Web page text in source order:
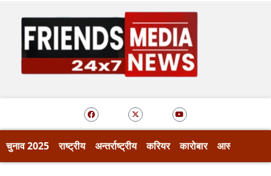
content
F
a
c
e
X
-
t
w
t
t
r
Y
o
u
t
b
e
चुनाव 2025 राष्ट्रीय अन्तर्राष्ट्रीय करियर कारोबार आस्था